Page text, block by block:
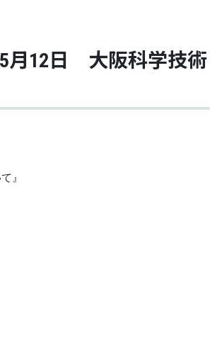
5月12日 大阪科学技術
』